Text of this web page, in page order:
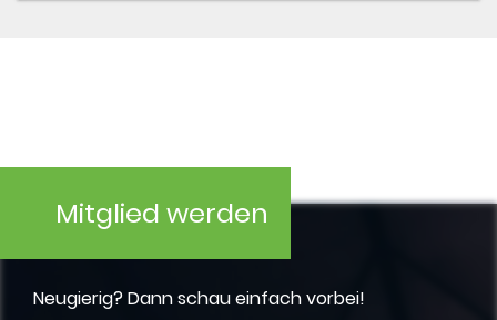
Mitglied werden
Neugierig? Dann schau einfach vorbei!